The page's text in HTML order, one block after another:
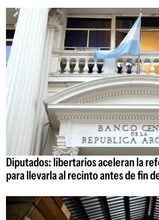
Diputados: libertarios aceleran la
para llevarla al recinto antes de fin